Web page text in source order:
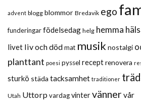
advent blogg blommor Bredavik ego
funderingarfödelsedag helg hemma
livet liv och dödmat musik nostalgi
planttant poesi pyssel receptrenovera
sturkö städa tacksamhet traditioner
Utah Uttorp vardagvintervänner vår